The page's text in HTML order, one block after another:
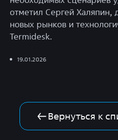
отметил Сергей Халяпин,
новых рынков и
Termidesk.
19.01.2026
Вернуться к